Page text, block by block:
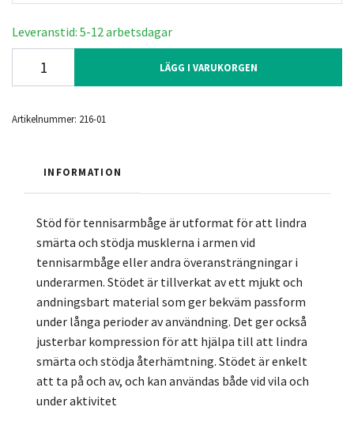
Leveranstid: 5-12 arbetsdagar
LÄGG I VARUKORGEN
Artikelnummer: 216-01
INFORMATION
Stöd för tennisarmbåge är utformat för att lindra
smärta och stödja musklerna i armen vid
tennisarmbåge eller andra överansträngningar i
underarmen. Stödet är tillverkat av ett mjukt och
andningsbart material som ger bekväm passform
under långa perioder av användning. Det ger också
justerbar kompression för att hjälpa till att lindra
smärta och stödja återhämtning. Stödet är enkelt
att ta på och av, och kan användas både vid vila och
under aktivitet